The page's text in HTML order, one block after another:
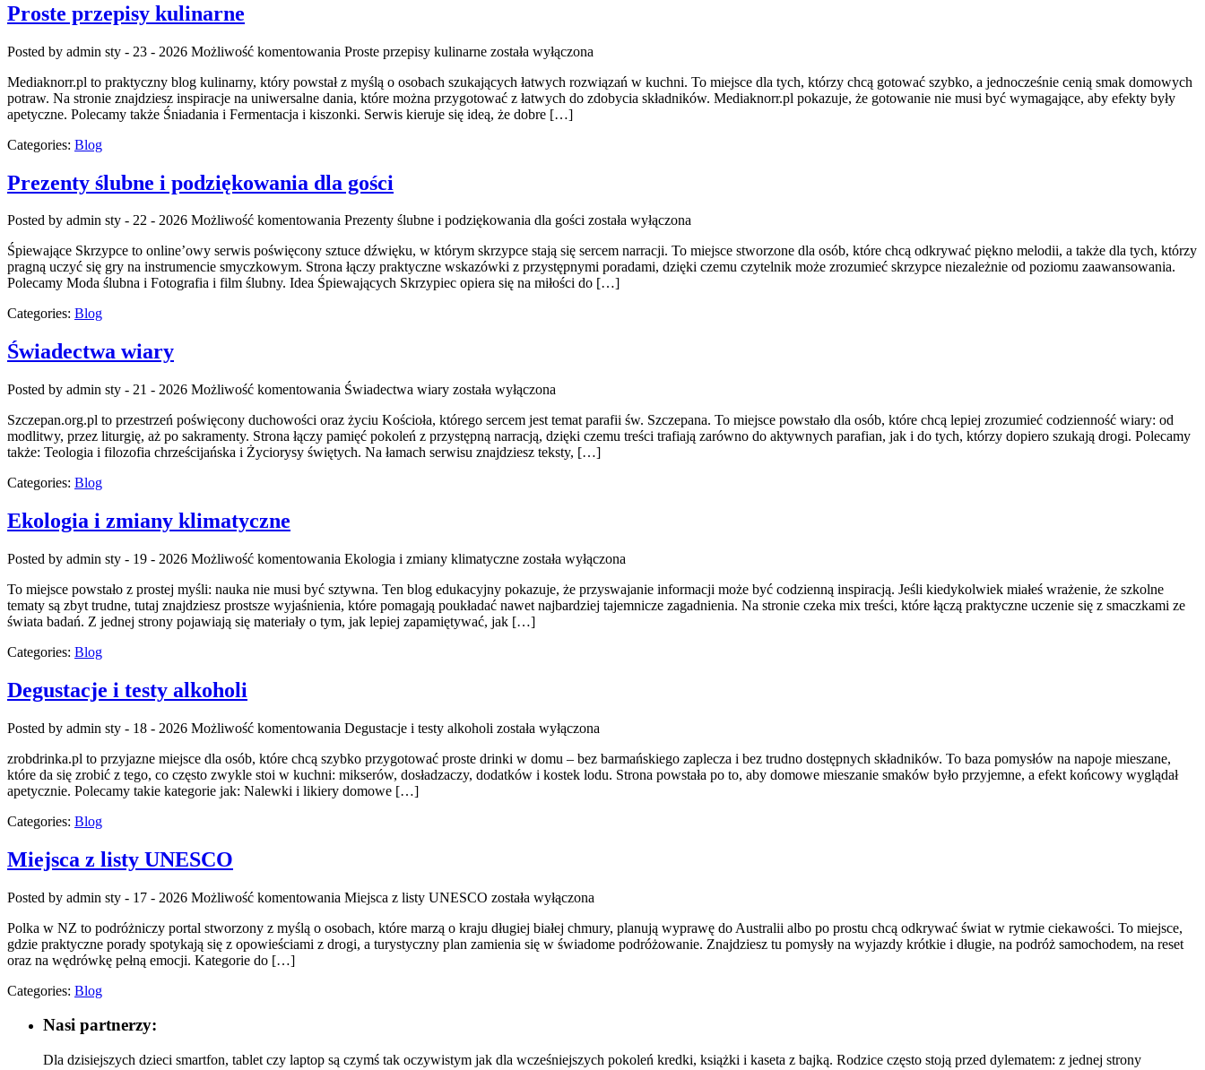
Proste przepisy kulinarne
Posted by admin sty - 23 - 2026 Możliwość komentowania Proste przepisy kulinarne została wyłączona
Mediaknorr.pl to praktyczny blog kulinarny, który powstał z myślą o osobach szukających łatwych rozwiązań w kuchni. To miejsce dla tych, którzy chcą gotować szybko, a jednocześnie cenią smak domowych
potraw. Na stronie znajdziesz inspiracje na uniwersalne dania, które można przygotować z łatwych do zdobycia składników. Mediaknorr.pl pokazuje, że gotowanie nie musi być wymagające, aby efekty były
apetyczne. Polecamy także Śniadania i Fermentacja i kiszonki. Serwis kieruje się ideą, że dobre […]
Categories: Blog
Prezenty ślubne i podziękowania dla gości
Posted by admin sty - 22 - 2026 Możliwość komentowania Prezenty ślubne i podziękowania dla gości została wyłączona
Śpiewające Skrzypce to online’owy serwis poświęcony sztuce dźwięku, w którym skrzypce stają się sercem narracji. To miejsce stworzone dla osób, które chcą odkrywać piękno melodii, a także dla tych, którzy
pragną uczyć się gry na instrumencie smyczkowym. Strona łączy praktyczne wskazówki z przystępnymi poradami, dzięki czemu czytelnik może zrozumieć skrzypce niezależnie od poziomu zaawansowania.
Polecamy Moda ślubna i Fotografia i film ślubny. Idea Śpiewających Skrzypiec opiera się na miłości do […]
Categories: Blog
Świadectwa wiary
Posted by admin sty - 21 - 2026 Możliwość komentowania Świadectwa wiary została wyłączona
Szczepan.org.pl to przestrzeń poświęcony duchowości oraz życiu Kościoła, którego sercem jest temat parafii św. Szczepana. To miejsce powstało dla osób, które chcą lepiej zrozumieć codzienność wiary: od
modlitwy, przez liturgię, aż po sakramenty. Strona łączy pamięć pokoleń z przystępną narracją, dzięki czemu treści trafiają zarówno do aktywnych parafian, jak i do tych, którzy dopiero szukają drogi. Polecamy
także: Teologia i filozofia chrześcijańska i Życiorysy świętych. Na łamach serwisu znajdziesz teksty, […]
Categories: Blog
Ekologia i zmiany klimatyczne
Posted by admin sty - 19 - 2026 Możliwość komentowania Ekologia i zmiany klimatyczne została wyłączona
To miejsce powstało z prostej myśli: nauka nie musi być sztywna. Ten blog edukacyjny pokazuje, że przyswajanie informacji może być codzienną inspiracją. Jeśli kiedykolwiek miałeś wrażenie, że szkolne
tematy są zbyt trudne, tutaj znajdziesz prostsze wyjaśnienia, które pomagają poukładać nawet najbardziej tajemnicze zagadnienia. Na stronie czeka mix treści, które łączą praktyczne uczenie się z smaczkami ze
świata badań. Z jednej strony pojawiają się materiały o tym, jak lepiej zapamiętywać, jak […]
Categories: Blog
Degustacje i testy alkoholi
Posted by admin sty - 18 - 2026 Możliwość komentowania Degustacje i testy alkoholi została wyłączona
zrobdrinka.pl to przyjazne miejsce dla osób, które chcą szybko przygotować proste drinki w domu – bez barmańskiego zaplecza i bez trudno dostępnych składników. To baza pomysłów na napoje mieszane,
które da się zrobić z tego, co często zwykle stoi w kuchni: mikserów, dosładzaczy, dodatków i kostek lodu. Strona powstała po to, aby domowe mieszanie smaków było przyjemne, a efekt końcowy wyglądał
apetycznie. Polecamy takie kategorie jak: Nalewki i likiery domowe […]
Categories: Blog
Miejsca z listy UNESCO
Posted by admin sty - 17 - 2026 Możliwość komentowania Miejsca z listy UNESCO została wyłączona
Polka w NZ to podróżniczy portal stworzony z myślą o osobach, które marzą o kraju długiej białej chmury, planują wyprawę do Australii albo po prostu chcą odkrywać świat w rytmie ciekawości. To miejsce,
gdzie praktyczne porady spotykają się z opowieściami z drogi, a turystyczny plan zamienia się w świadome podróżowanie. Znajdziesz tu pomysły na wyjazdy krótkie i długie, na podróż samochodem, na reset
oraz na wędrówkę pełną emocji. Kategorie do […]
Categories: Blog
Nasi partnerzy:
Dla dzisiejszych dzieci smartfon, tablet czy laptop są czymś tak oczywistym jak dla wcześniejszych pokoleń kredki, książki i kaseta z bajką. Rodzice często stoją przed dylematem: z jednej strony